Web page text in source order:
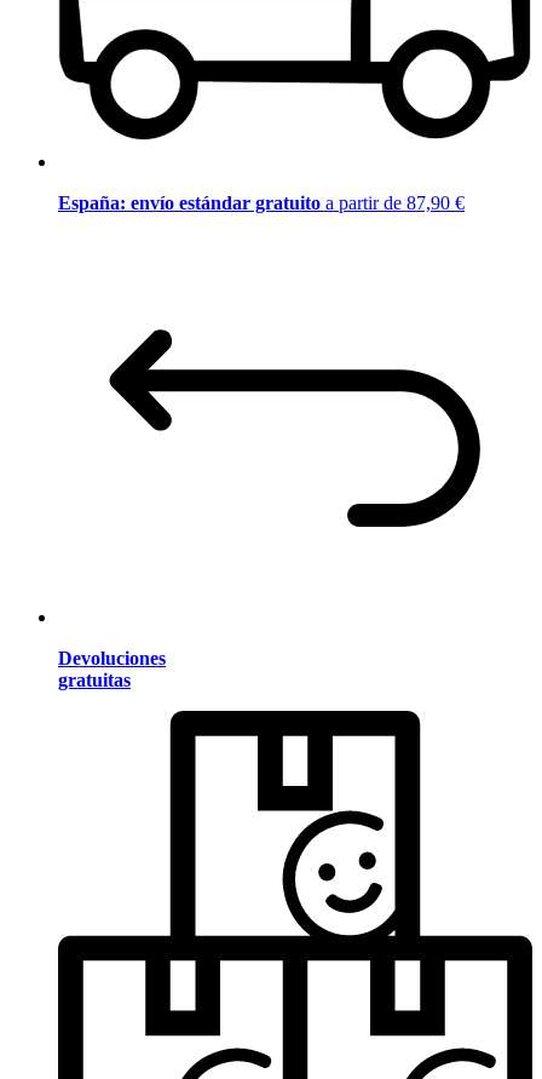
España: envío estándar gratuito a partir de 87,90 €
Devoluciones
gratuitas